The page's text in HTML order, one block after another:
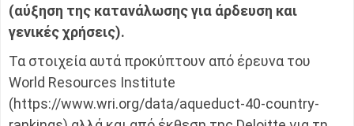
(αύξηση της κατανάλωσης για άρδευση και
γενικές χρήσεις).
Τα στοιχεία αυτά προκύπτουν από έρευνα του
World Resources Institute
(https://www.wri.org/data/aqueduct-40-country-